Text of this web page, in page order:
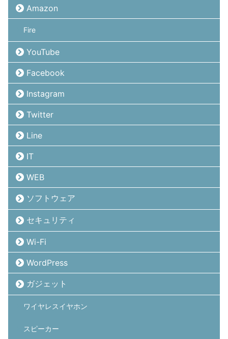
Amazon
Fire
YouTube
Facebook
Instagram
Twitter
Line
IT
WEB
ソフトウェア
セキュリティ
Wi-Fi
WordPress
ガジェット
ワイヤレスイヤホン
スピーカー